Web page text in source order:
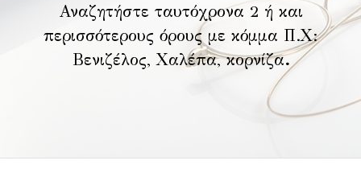
Αναζητήστε ταυτόχρονα 2 ή και
περισσότερους όρους με κόμμα Π.Χ:
Βενιζέλος, Χαλέπα, κορνίζα.